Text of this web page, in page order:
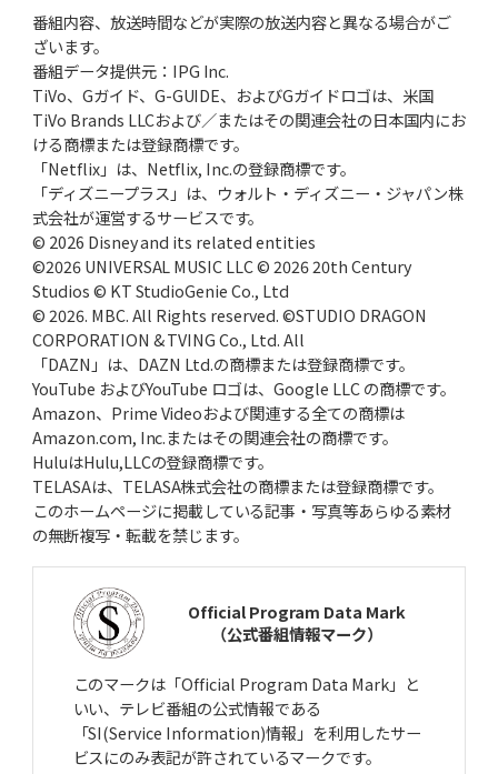
番組内容、放送時間などが実際の放送内容と異なる場合がご
ざいます。
番組データ提供元：IPG Inc.
TiVo、Gガイド、G-GUIDE、およびGガイドロゴは、米国
TiVo Brands LLCおよび／またはその関連会社の日本国内にお
ける商標または登録商標です。
「Netflix」は、Netflix, Inc.の登録商標です。
「ディズニープラス」は、ウォルト・ディズニー・ジャパン株
式会社が運営するサービスです。
© 2026 Disney and its related entities
©2026 UNIVERSAL MUSIC LLC © 2026 20th Century
Studios © KT StudioGenie Co., Ltd
© 2026. MBC. All Rights reserved. ©STUDIO DRAGON
CORPORATION & TVING Co., Ltd. All
「DAZN」は、DAZN Ltd.の商標または登録商標です。
YouTube およびYouTube ロゴは、Google LLC の商標です。
Amazon、Prime Videoおよび関連する全ての商標は
Amazon.com, Inc.またはその関連会社の商標です。
HuluはHulu,LLCの登録商標です。
TELASAは、TELASA株式会社の商標または登録商標です。
このホームページに掲載している記事・写真等あらゆる素材
の無断複写・転載を禁じます。
Official Program Data Mark
（公式番組情報マーク）
このマークは「Official Program Data Mark」と
いい、テレビ番組の公式情報である
「SI(Service Information)情報」を利用したサー
ビスにのみ表記が許されているマークです。